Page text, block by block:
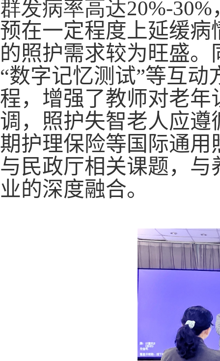
群发病率高达20%-30%
预在一定程度上延缓
的照护需求较为旺盛。
“数字记忆测试”等互
程，增强了教师对老
调，照护失智老人应遵
期护理保险等国际通
与民政厅相关课题，
业的深度融合。